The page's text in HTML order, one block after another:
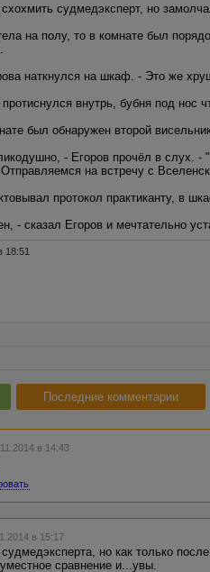
судмедэксперт, но
на полу, то в комнате был
наткнулся на шкаф. - Это же
внутрь, бубня под нос
был обнаружен второй
- Егоров прочёл в слух.
на встречу с
протокол практиканту, в
сказал Егоров и мечтательно
18:51
Последние комментарии
в 14:43
в 15:17
но как только
сравнение и...увы.